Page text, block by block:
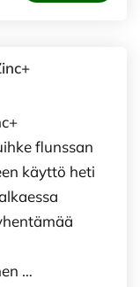
flunssan
käyttö heti
…